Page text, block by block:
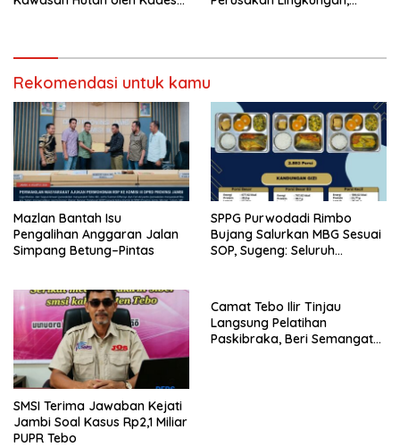
Rekomendasi untuk kamu
Mazlan Bantah Isu
Pengalihan Anggaran Jalan
Simpang Betung–Pintas
SPPG Purwodadi Rimbo
Bujang Salurkan MBG Sesuai
SOP, Sugeng: Seluruh
SMSI Terima Jawaban Kejati
Jambi Soal Kasus Rp2,1 Miliar
PUPR Tebo
Camat Tebo Ilir Tinjau
Langsung Pelatihan
Paskibraka, Beri Semangat